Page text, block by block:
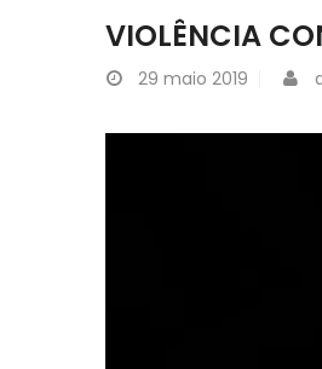
VIOLÊNCIA
29 maio 2019